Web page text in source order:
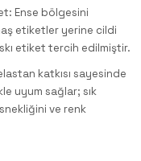
Ense bölgesini
etiketler yerine cildi
etiket tercih edilmiştir.
katkısı sayesinde
uyum sağlar; sık
ve renk